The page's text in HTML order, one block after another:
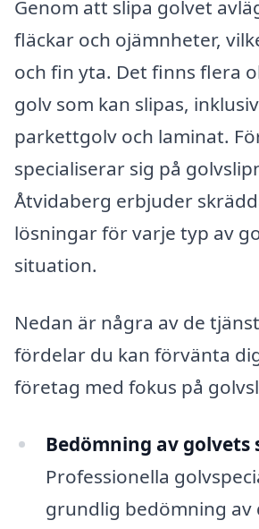
Genom att slipa golvet
fläckar och ojämnheter,
och fin yta. Det finns flera
golv som kan slipas,
parkettgolv och laminat.
specialiserar sig på
Åtvidaberg erbjuder
lösningar för varje typ av
situation.
Nedan är några av de
fördelar du kan förvänta
företag med fokus på
Bedömning av golvets
Professionella
grundlig bedömning av